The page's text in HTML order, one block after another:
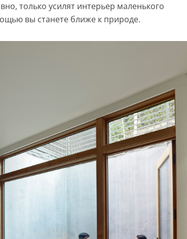
только усилят интерьер маленького
вы станете ближе к природе.